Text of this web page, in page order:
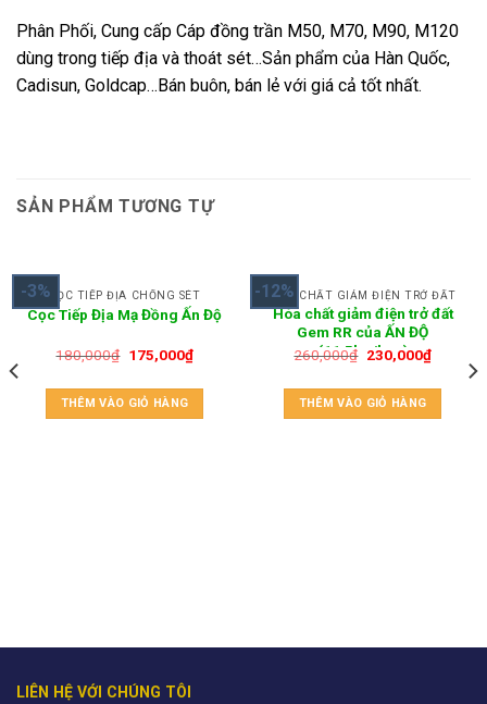
Phân Phối, Cung cấp Cáp đồng trần M50, M70, M90, M120
dùng trong tiếp địa và thoát sét…Sản phẩm của Hàn Quốc,
Cadisun, Goldcap…Bán buôn, bán lẻ với giá cả tốt nhất.
SẢN PHẨM TƯƠNG TỰ
-3%CỌC TIẾP ĐỊA CHỐNG SÉT
Cọc Tiếp Địa Mạ Đồng Ấn Độ
180,000₫ 175,000₫
THÊM VÀO GIỎ HÀNG
-12%
HOÁ CHẤT GIẢM ĐIỆN TRỞ ĐẤT
Hóa chất giảm điện trở đất
Gem RR của ẤN ĐỘ
(11.5kg/bao)
260,000₫ 230,000₫
THÊM VÀO GIỎ HÀNG
LIÊN HỆ VỚI CHÚNG TÔI